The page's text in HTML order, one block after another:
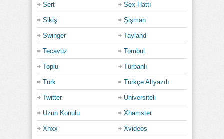
Sert Sex Hattı
Sikiş Şişman
Swinger Tayland
Tecavüz Tombul
Toplu Türbanlı
Türk Türkçe Altyazılı
Twitter Üniversiteli
Uzun Konulu Xhamster
Xnxx Xvideos